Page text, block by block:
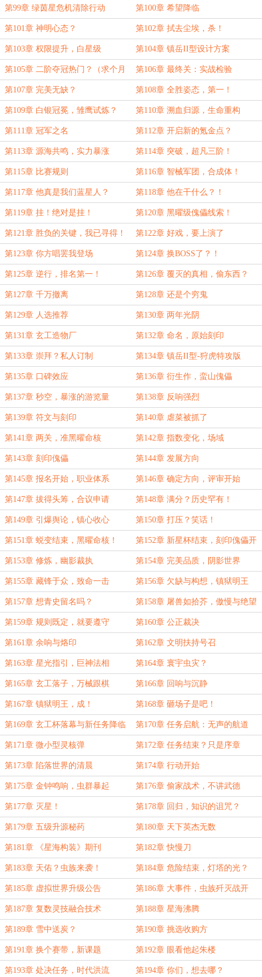
第99章 绿茵星危机清除行动 第100章 希望降临
第101章 神明心态？ 第102章 拭去尘埃，杀！
第103章 权限提升，白星级 第104章 镇岳II型设计方案
第105章 二阶夺冠热门？（求个月
票！）
第106章 最终关：实战检验
第107章 完美无缺？ 第108章 全胜姿态，第一！
第109章 白银冠冕，雏鹰试炼？ 第110章 溯血归源，生命重构
第111章 冠军之名 第112章 开启新的氪金点？
第113章 源海共鸣，实力暴涨 第114章 突破，超凡三阶！
第115章 比赛规则 第116章 智械军团，合成体！
第117章 他真是我们蓝星人？ 第118章 他在干什么？！
第119章 挂！绝对是挂！ 第120章 黑曜级傀儡线索！
第121章 胜负的关键，我已寻得！ 第122章 好戏，要上演了
第123章 你方唱罢我登场 第124章 换BOSS了？！
第125章 逆行，排名第一！ 第126章 覆灭的真相，偷东西？
第127章 千万撤离 第128章 还是个穷鬼
第129章 人选推荐 第130章 两年光阴
第131章 玄工造物厂 第132章 命名，原始刻印
第133章 崇拜？私人订制 第134章 镇岳II型-狩虎特攻版
第135章 口碑效应 第136章 衍生作，蛮山傀儡
第137章 秒空，暴涨的游览量 第138章 反响强烈
第139章 符文与刻印 第140章 虐菜被抓了
第141章 两关，准黑曜命核 第142章 指数变化，场域
第143章 刻印傀儡 第144章 发展方向
第145章 报名开始，职业体系 第146章 确定方向，评审开始
第147章 拔得头筹，合议申请 第148章 满分？历史罕有！
第149章 引爆舆论，镇心收心 第150章 打压？笑话！
第151章 蜕变结束，黑曜命核！ 第152章 新星杯结束，刻印傀儡开
售
第153章 修炼，幽影裁执 第154章 完美品质，阴影世界
第155章 藏锋于众，致命一击 第156章 欠缺与构想，镇狱明王
第157章 想青史留名吗？ 第158章 屠兽如拾芥，傲慢与绝望
第159章 规则既定，就要遵守 第160章 公正裁决
第161章 余响与烙印 第162章 文明扶持号召
第163章 星光指引，巨神法相 第164章 寰宇虫灾？
第165章 玄工落子，万械跟棋 第166章 回响与沉静
第167章 镇狱明王，成！ 第168章 砸场子是吧！
第169章 玄工杯落幕与新任务降临 第170章 任务启航：无声的航道
第171章 微小型灵核弹 第172章 任务结束？只是序章
第173章 陷落世界的清晨 第174章 行动开始
第175章 金钟鸣响，虫群暴起 第176章 偷家战术，不讲武德
第177章 灭星！ 第178章 回归，知识的诅咒？
第179章 五级升源秘药 第180章 天下英杰无数
第181章 《星海构装》期刊 第182章 快慢刀
第183章 天佑？虫族来袭！ 第184章 危险结束，灯塔的光？
第185章 虚拟世界升级公告 第186章 大事件，虫族歼灭战开
启！
第187章 复数灵技融合技术 第188章 星海沸腾
第189章 雪中送炭？ 第190章 挑选收购方
第191章 换个赛带，新课题 第192章 眼看他起朱楼
第193章 处决任务，时代洪流 第194章 你们，想去哪？